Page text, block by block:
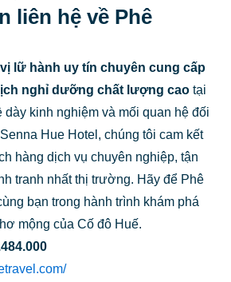
liên hệ về Phê
lữ hành uy tín chuyên cung cấp
nghỉ dưỡng chất lượng caotại
dày kinh nghiệm và mối quan hệ đối
Hue Hotel, chúng tôi cam kết
hàng dịch vụ chuyên nghiệp, tận
tranh nhất thị trường. Hãy để Phê
bạn trong hành trình khám phá
mộng của Cố đô Huế.